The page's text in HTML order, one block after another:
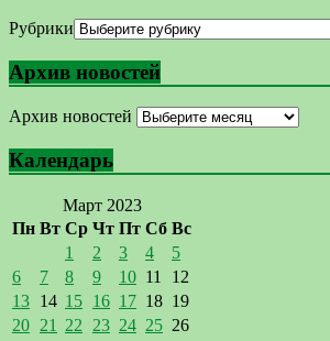
Рубрики
Архив новостей
Архив новостей
Календарь
Март 2023
Пн Вт Ср Чт Пт Сб Вс
1 2 3 4
5
6
7 8 9 10 11
12
13 14 15 16 17 18 19
20 21 22 23 24 25 26